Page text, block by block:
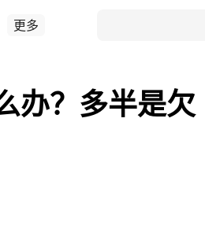
更多
办？多半是欠